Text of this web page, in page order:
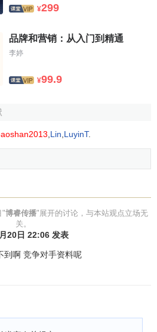
入选美国《财富》杂志
富》杂志年度50位国际商界女性。
士连续两年当选
商业女性。
待创造又一个关于媒体的历史奇
¥299
品牌和营销：从入门到精通
李婷
¥99.9
Lin LuyinT.
"博睿传播"展开的讨论，与本站观点立场无
关。
20日 22:06 发表
到啊 竞争对手资料呢